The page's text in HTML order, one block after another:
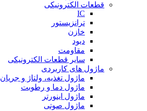
قطعات الکترونیکی
IC
ترانزیستور
خازن
دیود
مقاومت
سایر قطعات الکترونیکی
ماژول های کاربردی
ماژول تغذیه، ولتاژ و جریان
ماژول دما و رطوبت
ماژول اینورتر
ماژول صوتی